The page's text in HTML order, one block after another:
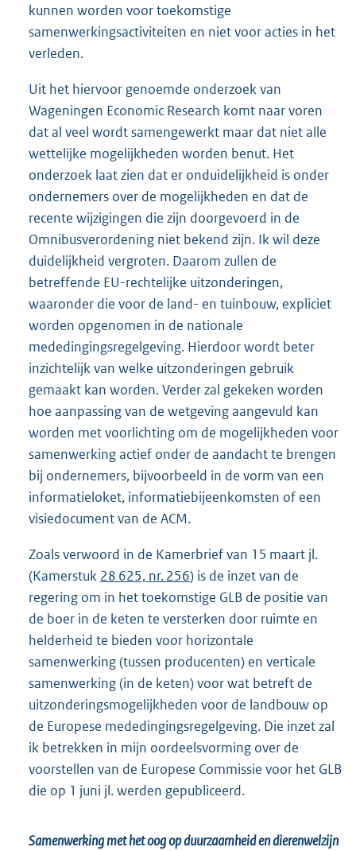
kunnen worden voor toekomstige
samenwerkingsactiviteiten en niet voor acties in het
verleden.
Uit het hiervoor genoemde onderzoek van
Wageningen Economic Research komt naar voren
dat al veel wordt samengewerkt maar dat niet alle
wettelijke mogelijkheden worden benut. Het
onderzoek laat zien dat er onduidelijkheid is onder
ondernemers over de mogelijkheden en dat de
recente wijzigingen die zijn doorgevoerd in de
Omnibusverordening niet bekend zijn. Ik wil deze
duidelijkheid vergroten. Daarom zullen de
betreffende EU-rechtelijke uitzonderingen,
waaronder die voor de land- en tuinbouw, expliciet
worden opgenomen in de nationale
mededingingsregelgeving. Hierdoor wordt beter
inzichtelijk van welke uitzonderingen gebruik
gemaakt kan worden. Verder zal gekeken worden
hoe aanpassing van de wetgeving aangevuld kan
worden met voorlichting om de mogelijkheden voor
samenwerking actief onder de aandacht te brengen
bij ondernemers, bijvoorbeeld in de vorm van een
informatieloket, informatiebijeenkomsten of een
visiedocument van de ACM.
Zoals verwoord in de Kamerbrief van 15 maart jl.
(Kamerstuk 28 625, nr. 256) is de inzet van de
regering om in het toekomstige GLB de positie van
de boer in de keten te versterken door ruimte en
helderheid te bieden voor horizontale
samenwerking (tussen producenten) en verticale
samenwerking (in de keten) voor wat betreft de
uitzonderingsmogelijkheden voor de landbouw op
de Europese mededingingsregelgeving. Die inzet zal
ik betrekken in mijn oordeelsvorming over de
voorstellen van de Europese Commissie voor het GLB
die op 1 juni jl. werden gepubliceerd.
Samenwerking met het oog op duurzaamheid en dierenwelzijn